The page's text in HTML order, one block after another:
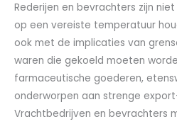
Rederijen en bevrachters zijn
op een vereiste temperatuur
ook met de implicaties van
waren die gekoeld moeten
farmaceutische goederen,
onderworpen aan strenge
Vrachtbedrijven en bevrachters